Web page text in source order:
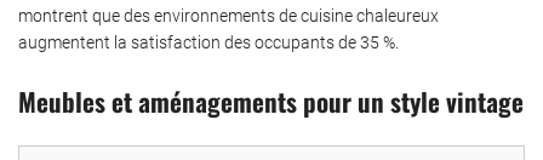
montrent que des environnements de cuisine chaleureux
augmentent la satisfaction des occupants de 35 %.
Meubles et aménagements pour un style vintage